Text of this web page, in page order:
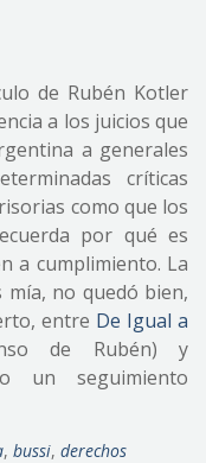
de Rubén Kotler
a los juicios que
a generales
críticas
como que los
por qué es
a cumplimiento. La
no quedó bien,
entre De Igual a
de Rubén) y
un seguimiento
, bussi, derechos